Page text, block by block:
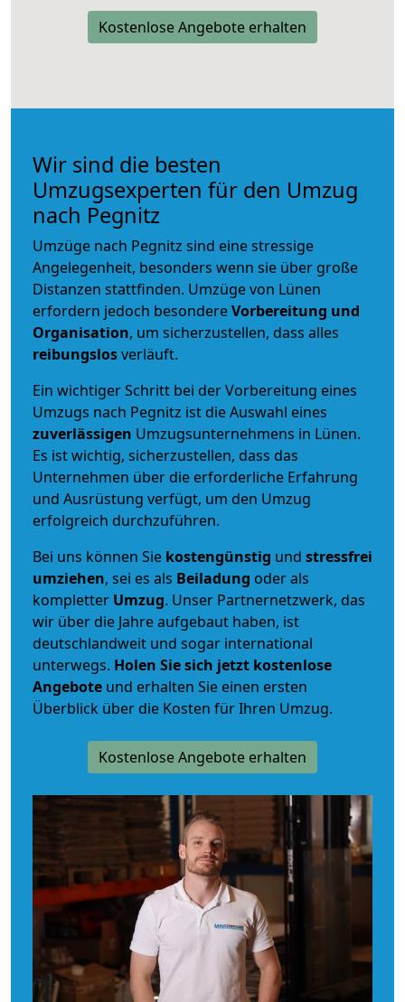
Kostenlose Angebote erhalten
Wir sind die besten
Umzugsexperten für den Umzug
nach Pegnitz
Umzüge nach Pegnitz sind eine stressige
Angelegenheit, besonders wenn sie über große
Distanzen stattfinden. Umzüge von Lünen
erfordern jedoch besondereVorbereitung und
Organisation, um sicherzustellen, dass alles
reibungslosverläuft.
Ein wichtiger Schritt bei der Vorbereitung eines
Umzugs nach Pegnitz ist die Auswahl eines
zuverlässigen Umzugsunternehmens in Lünen.
Es ist wichtig, sicherzustellen, dass das
Unternehmen über die erforderliche Erfahrung
und Ausrüstung verfügt, um den Umzug
erfolgreich durchzuführen.
Bei uns können Sie kostengünstig und stressfrei
umziehen, sei es als Beiladung oder als
kompletter Umzug. Unser Partnernetzwerk, das
wir über die Jahre aufgebaut haben, ist
deutschlandweit und sogar international
unterwegs. Holen Sie sich jetzt kostenlose
Angebote und erhalten Sie einen ersten
Überblick über die Kosten für Ihren Umzug.
Kostenlose Angebote erhalten